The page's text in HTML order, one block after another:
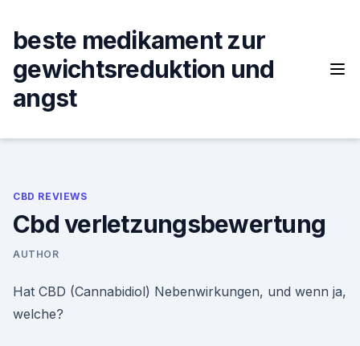
content
beste medikament zur
gewichtsreduktion und
angst
CBD REVIEWS
Cbd verletzungsbewertung
AUTHOR
Hat CBD (Cannabidiol) Nebenwirkungen, und wenn ja,
welche?